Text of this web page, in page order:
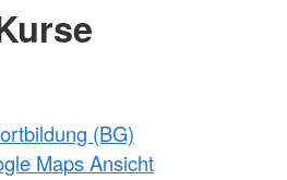
(BG)
Maps Ansicht